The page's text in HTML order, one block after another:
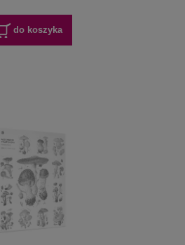
do koszyka